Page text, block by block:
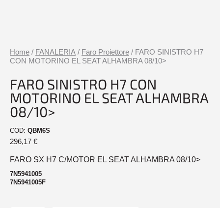
Home / FANALERIA / Faro Proiettore / FARO SINISTRO H7
CON MOTORINO EL SEAT ALHAMBRA 08/10>
FARO SINISTRO H7 CON
MOTORINO EL SEAT ALHAMBRA
08/10>
COD: QBM6S
296,17 €
FARO SX H7 C/MOTOR EL SEAT ALHAMBRA 08/10>
7N5941005
7N5941005F